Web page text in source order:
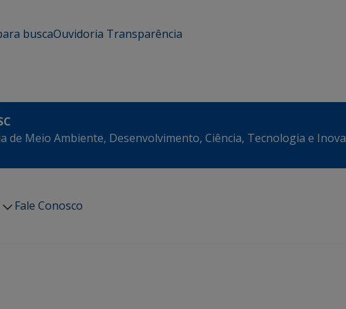
buscaOuvidoria Transparência
de Meio Ambiente, Desenvolvimento, Ciência, Tecnologia e
Fale Conosco